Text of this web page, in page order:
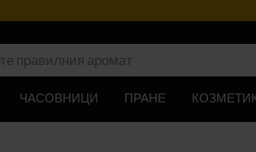
ЧАСОВНИЦИ ПРАНЕ